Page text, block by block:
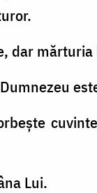
dar
Lui.